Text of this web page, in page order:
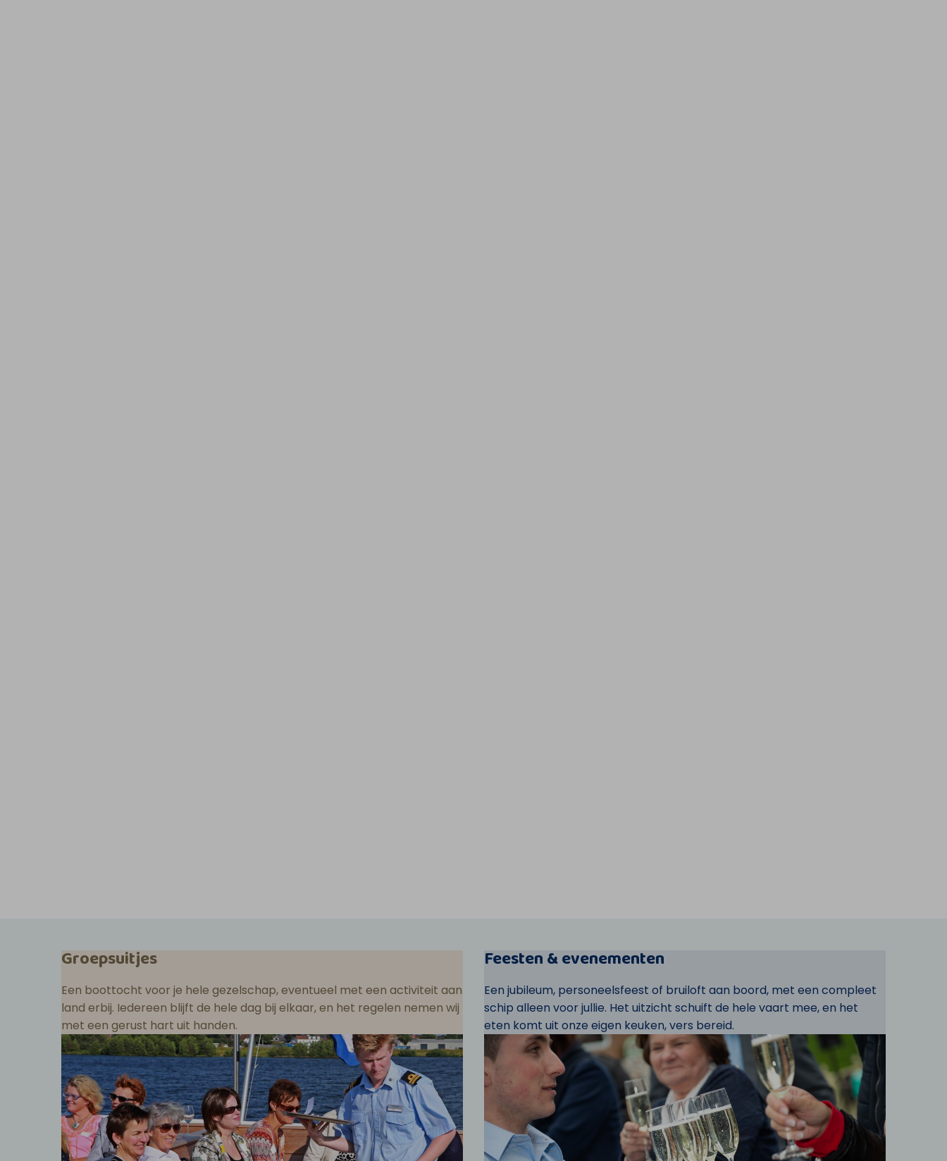
Groepsuitjes
Een boottocht voor je hele gezelschap, eventueel met een activiteit aan
land erbij. Iedereen blijft de hele dag bij elkaar, en het regelen nemen wij
met een gerust hart uit handen.
Feesten & evenementen
Een jubileum, personeelsfeest of bruiloft aan boord, met een compleet
schip alleen voor jullie. Het uitzicht schuift de hele vaart mee, en het
eten komt uit onze eigen keuken, vers bereid.